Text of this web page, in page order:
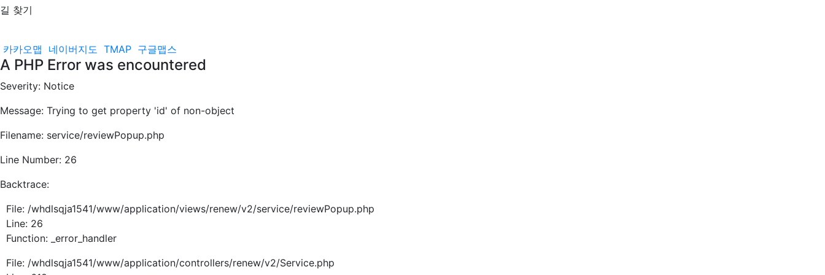
길 찾기
카카오맵 네이버지도 TMAP 구글맵스
A PHP Error was encountered
Severity: Notice
Message: Trying to get property 'id' of non-object
Filename: service/reviewPopup.php
Line Number: 26
Backtrace:
File: /whdlsqja1541/www/application/views/renew/v2/service/reviewPopup.php
Line: 26
Function: _error_handler
File: /whdlsqja1541/www/application/controllers/renew/v2/Service.php